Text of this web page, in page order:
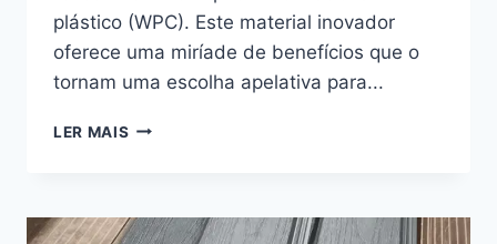
plástico (WPC). Este material inovador
oferece uma miríade de benefícios que o
tornam uma escolha apelativa para...
LER MAIS REVESTIMENTO
OS